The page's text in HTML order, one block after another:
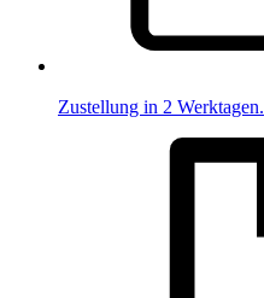
Zustellung in 2 Werktagen.